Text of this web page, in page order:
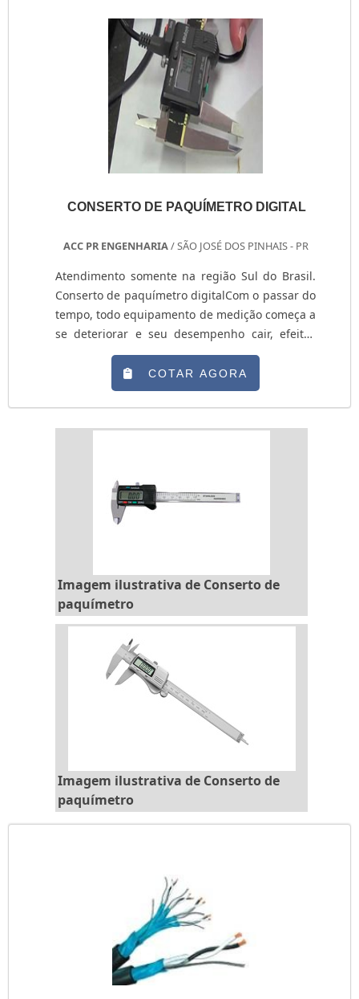
paquímetro.A manutenção do paquímetro pode
ser realizada pela troca...
CONSERTO DE PAQUÍMETRO DIGITAL
ACC PR ENGENHARIA/ SÃO JOSÉ DOS PINHAIS - PR
Atendimento somente na região Sul do Brasil.
Conserto de paquímetro digitalCom o passar do
tempo, todo equipamento de medição começa a
se deteriorar e seu desempenho cair, efeitos
causados pelo tempo de uso.Por conta disso,
ele começa a apresentar resultados de medição
imprecisos, podendo impactar negativamente a
sua empresa. Para evitar que esse problema
aconteça, é necessário fazer um ajuste ou
COTAR AGORA
Imagem ilustrativa de Conserto de
paquímetro
Imagem ilustrativa de Conserto de
paquímetro